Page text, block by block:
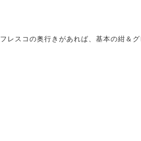
フレスコの奥行きがあれば、基本の紺＆グ